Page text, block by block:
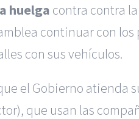
huelga contra contra
continuar con los
con sus vehículos.
el Gobierno atienda
que usan las